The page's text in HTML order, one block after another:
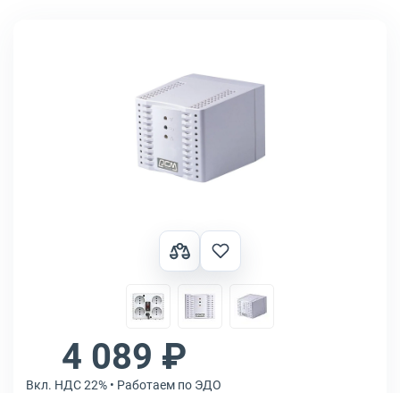
4 089 ₽
Вкл. НДС 22% • Работаем по ЭДО